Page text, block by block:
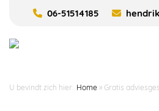
06-51514185
U bevindt zich hier: Home »Gratis